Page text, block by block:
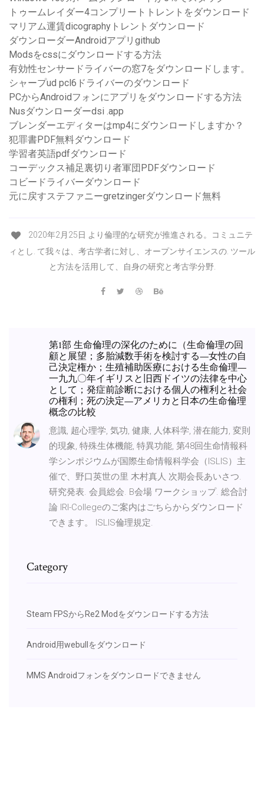
トゥームレイダー4コンプリートトレントをダウンロード
マリアム運賃dicographyトレントダウンロード
ダウンローダーAndroidアプリgithub
Modsをcssにダウンロードする方法
有効性センサードライバーの窓7をダウンロードします。
シャープud pcl6ドライバーのダウンロード
PCからAndroidフォンにアプリをダウンロードする方法
Nusダウンローダーdsi .app
ブレンダーエディターはmp4にダウンロードしますか？
犯罪書PDF無料ダウンロード
学習者英語pdfダウンロード
コーデックス補足裏切り者軍団PDFダウンロード
コビードライバーダウンロード
元に戻すステファニーgretzingerダウンロード無料
2020年2月25日 より倫理的な研究が推進される。コミュニテ
ィとし. て我々は、考古学者に対し、オープンサイエンスの. ツール
と方法を活用して、自身の研究と考古学分野.
第1部 生命倫理の深化のために（生命倫理の回
顧と展望；多胎減数手術を検討する—女性の自
己決定権か；生殖補助医療における生命倫理—
一九九〇年イギリスと旧西ドイツの法律を中心
として；発症前診断における個人の権利と社会
の権利；死の決定—アメリカと日本の生命倫理
概念の比較
意識, 超心理学, 気功, 健康, 人体科学, 潜在能力, 変則
的現象, 特殊生体機能, 特異功能, 第48回生命情報科
学シンポジウムが国際生命情報科学会（ISLIS）主
催で、野口英世の里 木村真人 次期会長あいさつ.
研究発表. 会員総会. B会場 ワークショップ. 総合討
論 IRI-Collegeのご案内はごちらからダウンロード
できます。 ISLIS倫理規定.
Category
Steam FPSからRe2 Modをダウンロードする方法
Android用webullをダウンロード
MMS Androidフォンをダウンロードできません